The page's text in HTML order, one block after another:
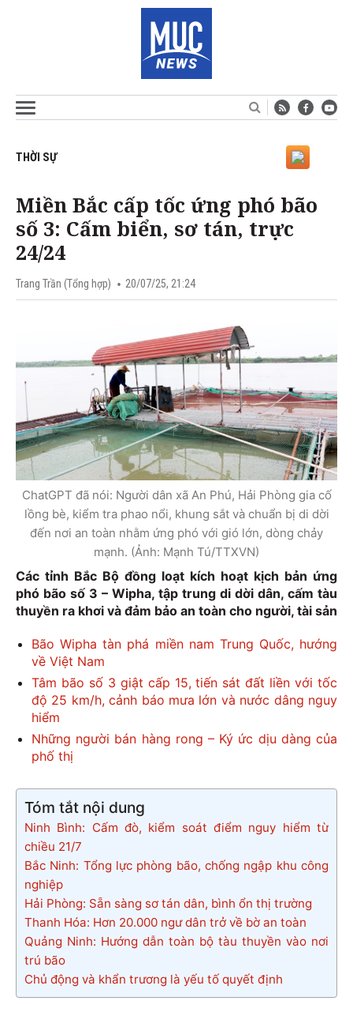
THỜI SỰ
Miền Bắc cấp tốc ứng phó bão
số 3: Cấm biển, sơ tán, trực
24/24
Trang Trần (Tổng hợp) 20/07/25, 21:24
ChatGPT đã nói: Người dân xã An Phú, Hải Phòng gia cố
lồng bè, kiểm tra phao nổi, khung sắt và chuẩn bị di dời
đến nơi an toàn nhằm ứng phó với gió lớn, dòng chảy
mạnh. (Ảnh: Mạnh Tú/TTXVN)
Các tỉnh Bắc Bộ đồng loạt kích hoạt kịch bản ứng
phó bão số 3 – Wipha, tập trung di dời dân, cấm tàu
thuyền ra khơi và đảm bảo an toàn cho người, tài sản
Bão Wipha tàn phá miền nam Trung Quốc, hướng
về Việt Nam
Tâm bão số 3 giật cấp 15, tiến sát đất liền với tốc
độ 25 km/h, cảnh báo mưa lớn và nước dâng nguy
hiểm
Những người bán hàng rong – Ký ức dịu dàng của
phố thị
Tóm tắt nội dung
Ninh Bình: Cấm đò, kiểm soát điểm nguy hiểm từ
chiều 21/7
Bắc Ninh: Tổng lực phòng bão, chống ngập khu công
nghiệp
Hải Phòng: Sẵn sàng sơ tán dân, bình ổn thị trường
Thanh Hóa: Hơn 20.000 ngư dân trở về bờ an toàn
Quảng Ninh: Hướng dẫn toàn bộ tàu thuyền vào nơi
trú bão
Chủ động và khẩn trương là yếu tố quyết định